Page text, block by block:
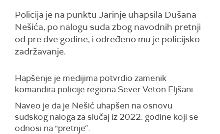
Policija je na punktu Jarinje uhapsila Dušana
Nešića, po nalogu suda zbog navodnih pretnji
od pre dve godine, i određeno mu je policijsko
zadržavanje.
Hapšenje je medijima potvrdio zamenik
komandira policije regiona Sever Veton Eljšani.
Naveo je da je Nešić uhapšen na osnovu
sudskog naloga za slučaj iz 2022. godine koji se
odnosi na "pretnje“.